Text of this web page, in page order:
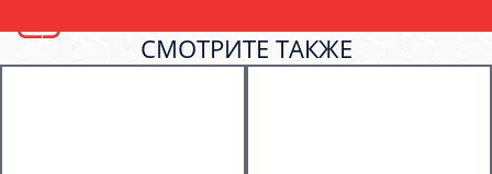
СМОТРИТЕ ТАКЖЕ